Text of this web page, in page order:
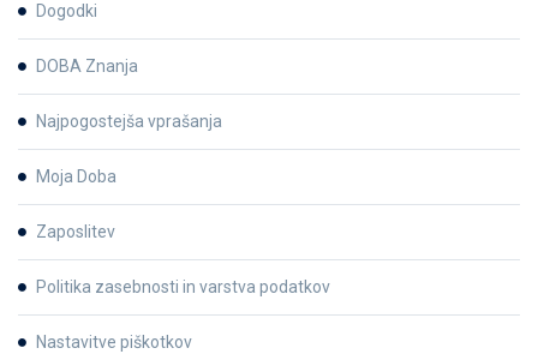
Dogodki
DOBA Znanja
Najpogostejša vprašanja
Moja Doba
Zaposlitev
Politika zasebnosti in varstva podatkov
Nastavitve piškotkov